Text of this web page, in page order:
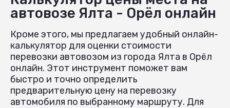
автовозе Ялта - Орёл онлайн
Кроме этого, мы предлагаем удобный онлайн-
калькулятор для оценки стоимости
перевозки автовозом из города Ялта в Орёл
онлайн. Этот инструмент поможет вам
быстро и точно определить
предварительную цену на перевозку
автомобиля по выбранному маршруту. Для